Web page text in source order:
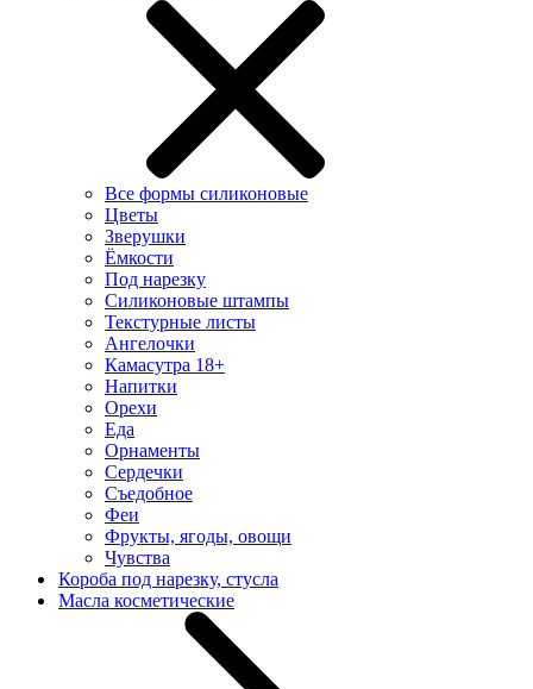
Все формы силиконовые
Цветы
Зверушки
Ёмкости
Под нарезку
Силиконовые штампы
Текстурные листы
Ангелочки
Камасутра 18+
Напитки
Орехи
Еда
Орнаменты
Сердечки
Съедобное
Феи
Фрукты, ягоды, овощи
Чувства
Короба под нарезку, стусла
Масла косметические